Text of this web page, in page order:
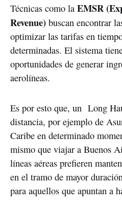
Técnicas como la EMSR
Revenue) buscan encontrar
optimizar las tarifas en
determinadas. El sistema
oportunidades de generar
aerolíneas.
Es por esto que, un Long
distancia, por ejemplo de
Caribe en determinado
mismo que viajar a Buenos
líneas aéreas prefieren
en el tramo de mayor
para aquellos que apuntan a